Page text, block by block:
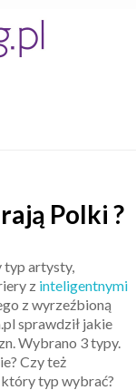
Polki ?
typ artysty,
z inteligentnymi
z wyrzeźbioną
sprawdził jakie
Wybrano 3 typy.
Czy też
typ wybrać?